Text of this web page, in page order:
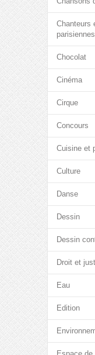
Chanteurs
parisiennes
Chocolat
Cinéma
Cirque
Concours
Cuisine et
Culture
Danse
Dessin
Dessin
Droit et
Eau
Edition